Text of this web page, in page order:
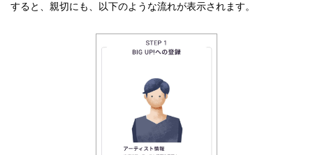
すると、親切にも、以下のような流れが表示されます。